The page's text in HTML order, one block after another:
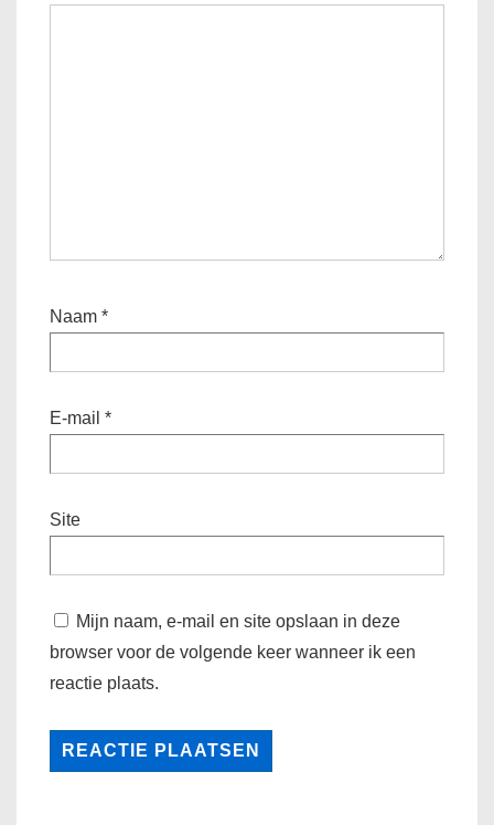
Naam *
E-mail *
Site
Mijn naam, e-mail en site opslaan in deze
browser voor de volgende keer wanneer ik een
reactie plaats.